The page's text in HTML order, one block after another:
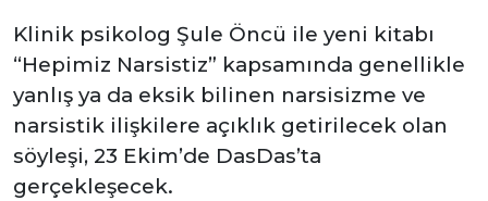
Klinik psikolog Şule Öncü ile yeni kitabı
“Hepimiz Narsistiz” kapsamında genellikle
yanlış ya da eksik bilinen narsisizme ve
narsistik ilişkilere açıklık getirilecek olan
söyleşi, 23 Ekim’de DasDas’ta
gerçekleşecek.